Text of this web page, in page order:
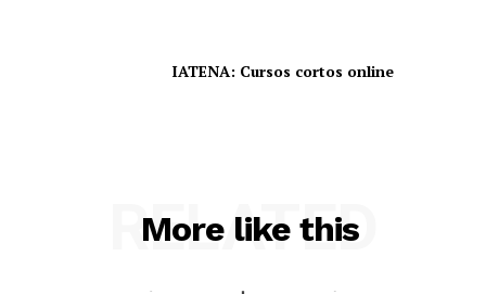
IATENA: Cursos cortos online
More like this
RELATED